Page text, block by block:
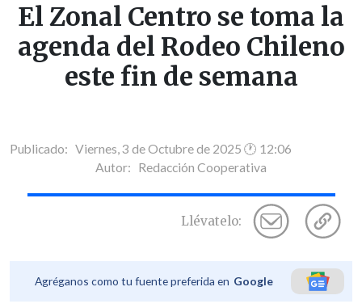
El Zonal Centro se toma la
agenda del Rodeo Chileno
este fin de semana
Publicado: Viernes, 3 de Octubre de 2025 🕐 12:06
Autor: Redacción Cooperativa
Llévatelo:
Agréganos como tu fuente preferida en Google